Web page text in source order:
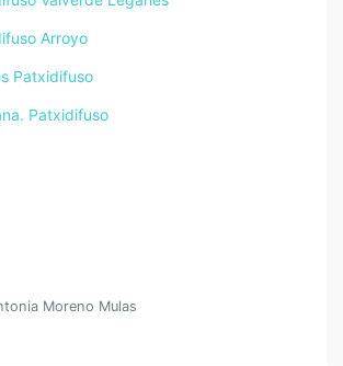
Arroyo
Patxidifuso
Patxidifuso
Moreno Mulas